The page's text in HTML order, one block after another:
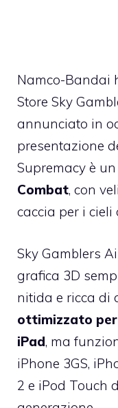
Namco-Bandai
Store Sky
annunciato in
presentazione
Supremacy è
Combat, con
caccia per i cieli
Sky Gamblers
grafica 3D
nitida e ricca di
ottimizzato per
iPad, ma
iPhone 3GS,
2 e iPod Touch